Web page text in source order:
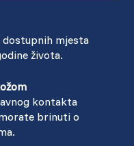
mjesta
života.
kontakta
brinuti o